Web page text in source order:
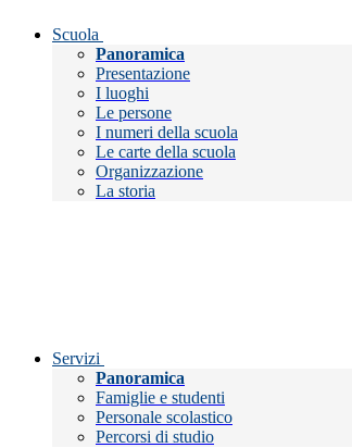
Scuola
Panoramica
Presentazione
I luoghi
Le persone
I numeri della scuola
Le carte della scuola
Organizzazione
La storia
Servizi
Panoramica
Famiglie e studenti
Personale scolastico
Percorsi di studio